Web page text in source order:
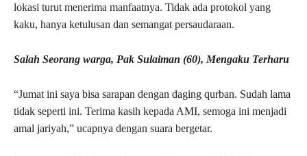
lokasi turut menerima manfaatnya. Tidak ada protokol yang
kaku, hanya ketulusan dan semangat persaudaraan.
Salah Seorang warga, Pak Sulaiman (60), Mengaku Terharu
“Jumat ini saya bisa sarapan dengan daging qurban. Sudah lama
tidak seperti ini. Terima kasih kepada AMI, semoga ini menjadi
amal jariyah,” ucapnya dengan suara bergetar.